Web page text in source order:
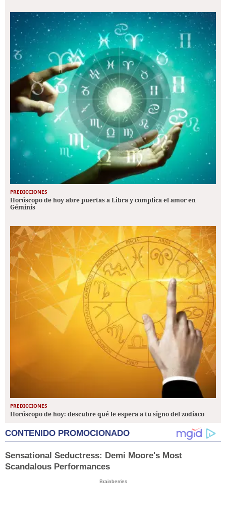
PREDICCIONES
Horóscopo de hoy abre puertas a Libra y complica el amor en
Géminis
PREDICCIONES
Horóscopo de hoy: descubre qué le espera a tu signo del zodiaco
CONTENIDO PROMOCIONADO
Sensational Seductress: Demi Moore's Most
Scandalous Performances
Brainberries